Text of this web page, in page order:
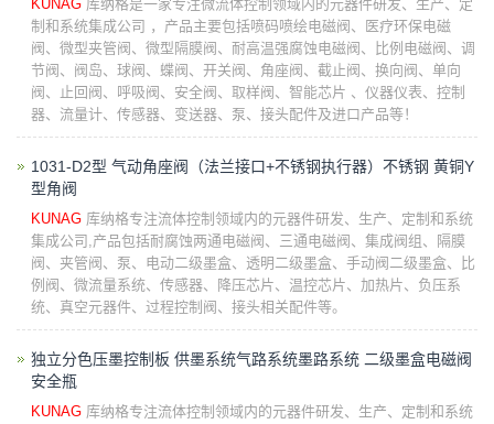
KUNAG 库纳格是一家专注微流体控制领域内的元器件研发、生产、定
制和系统集成公司 ，产品主要包括喷码喷绘电磁阀、医疗环保电磁
阀、微型夹管阀、微型隔膜阀、耐高温强腐蚀电磁阀、比例电磁阀、调
节阀、阀岛、球阀、蝶阀、开关阀、角座阀、截止阀、换向阀、单向
阀、止回阀、呼吸阀、安全阀、取样阀、智能芯片 、仪器仪表、控制
器、流量计、传感器、变送器、泵、接头配件及进口产品等！
1031-D2型 气动角座阀（法兰接口+不锈钢执行器）不锈钢 黄铜Y
型角阀
KUNAG 库纳格专注流体控制领域内的元器件研发、生产、定制和系统
集成公司,产品包括耐腐蚀两通电磁阀、三通电磁阀、集成阀组、隔膜
阀、夹管阀、泵、电动二级墨盒、透明二级墨盒、手动阀二级墨盒、比
例阀、微流量系统、传感器、降压芯片、温控芯片、加热片、负压系
统、真空元器件、过程控制阀、接头相关配件等。
独立分色压墨控制板 供墨系统气路系统墨路系统 二级墨盒电磁阀
安全瓶
KUNAG 库纳格专注流体控制领域内的元器件研发、生产、定制和系统